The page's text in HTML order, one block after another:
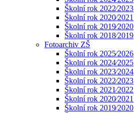
Školní rok 2022⁄2023
Školní rok 2020⁄2021
Školní rok 2019⁄2020
Školní rok 2018⁄2019
Fotoarchiv ZŠ
Školní rok 2025⁄2026
Školní rok 2024⁄2025
Školní rok 2023⁄2024
Školní rok 2022⁄2023
Školní rok 2021⁄2022
Školní rok 2020⁄2021
Školní rok 2019⁄2020